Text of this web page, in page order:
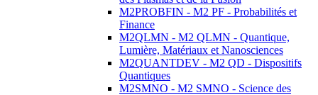
M2PROBFIN - M2 PF - Probabilités et
Finance
M2QLMN - M2 QLMN - Quantique,
Lumière, Matériaux et Nanosciences
M2QUANTDEV - M2 QD - Dispositifs
Quantiques
M2SMNO - M2 SMNO - Science des